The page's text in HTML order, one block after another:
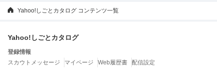
Yahoo!しごとカタログ コンテンツ一覧
Yahoo!しごとカタログ
登録情報
スカウトメッセージ
マイページ Web履歴書 配信設定